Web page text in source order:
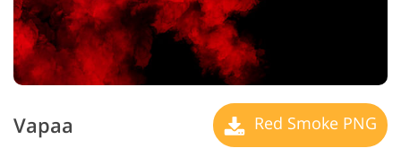
Vapaa Red Smoke PNG